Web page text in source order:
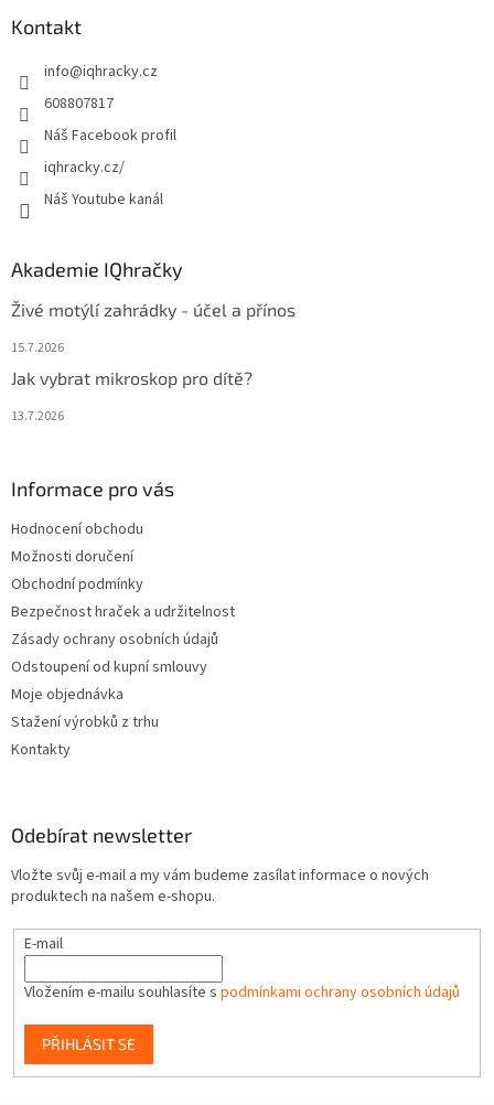
Kontakt
info@iqhracky.cz
608807817
Náš Facebook profil
iqhracky.cz/
Náš Youtube kanál
Akademie IQhračky
Živé motýlí zahrádky - účel a přínos
15.7.2026
Jak vybrat mikroskop pro dítě?
13.7.2026
Informace pro vás
Hodnocení obchodu
Možnosti doručení
Obchodní podmínky
Bezpečnost hraček a udržitelnost
Zásady ochrany osobních údajů
Odstoupení od kupní smlouvy
Moje objednávka
Stažení výrobků z trhu
Kontakty
Odebírat newsletter
Vložte svůj e-mail a my vám budeme zasílat informace o nových
produktech na našem e-shopu.
E-mail
Vložením e-mailu souhlasíte s podmínkami ochrany osobních údajů
PŘIHLÁSIT SE